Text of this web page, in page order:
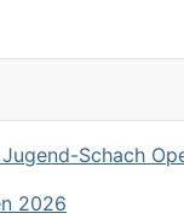
Schach
2026